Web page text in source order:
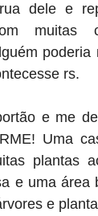
dele e
muitas
rs.
e me
Uma
plantas
e uma área
e